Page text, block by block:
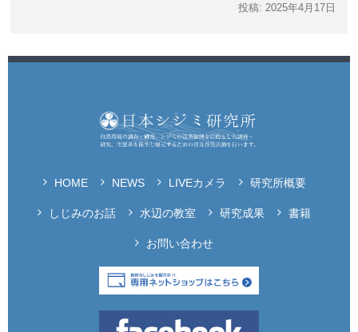
投稿: 2025年4月17日
HOME NEWS LIVEカメラ 研究所概要
しじみのお話 水辺の教室 研究成果 書籍
お問い合わせ